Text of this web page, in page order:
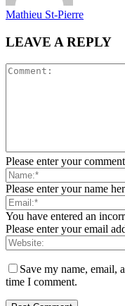
Mathieu St-Pierre
LEAVE A REPLY
Please enter your
Please enter your name
You have entered an
Please enter your email
Save my name, email,
time I comment.